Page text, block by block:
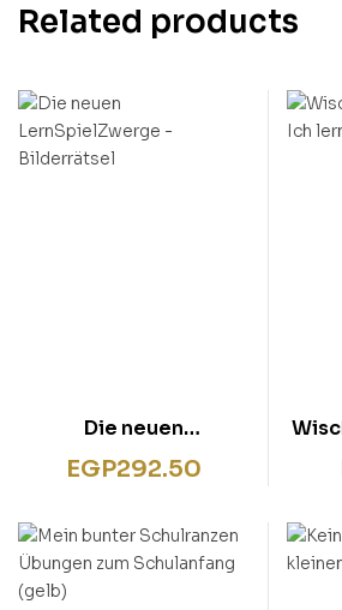
Related products
Die neuen
LernSpielZwerge –
EGP292.50
–